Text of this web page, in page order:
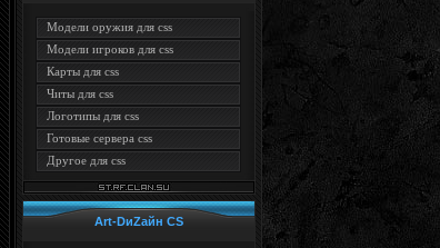
Модели оружия для css
Модели игроков для css
Карты для css
Читы для css
Логотипы для css
Готовые сервера css
Другое для css
Art-DиZайн CS